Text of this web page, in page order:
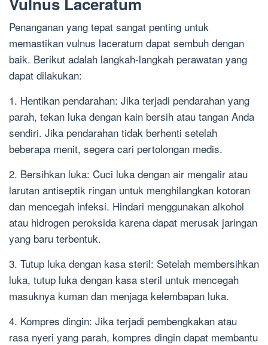
Penanganan yang tepat sangat penting untuk
memastikan vulnus laceratum dapat sembuh dengan
baik. Berikut adalah langkah-langkah perawatan yang
dapat dilakukan:
1. Hentikan pendarahan: Jika terjadi pendarahan yang
parah, tekan luka dengan kain bersih atau tangan Anda
sendiri. Jika pendarahan tidak berhenti setelah
beberapa menit, segera cari pertolongan medis.
2. Bersihkan luka: Cuci luka dengan air mengalir atau
larutan antiseptik ringan untuk menghilangkan kotoran
dan mencegah infeksi. Hindari menggunakan alkohol
atau hidrogen peroksida karena dapat merusak jaringan
yang baru terbentuk.
3. Tutup luka dengan kasa steril: Setelah membersihkan
luka, tutup luka dengan kasa steril untuk mencegah
masuknya kuman dan menjaga kelembapan luka.
4. Kompres dingin: Jika terjadi pembengkakan atau
rasa nyeri yang parah, kompres dingin dapat membantu